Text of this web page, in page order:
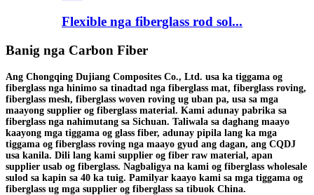
Flexible nga fiberglass rod sol...
Banig nga Carbon Fiber
Ang Chongqing Dujiang Composites Co., Ltd. usa ka tiggama og
fiberglass nga hinimo sa tinadtad nga fiberglass mat, fiberglass roving,
fiberglass mesh, fiberglass woven roving ug uban pa, usa sa mga
maayong supplier og fiberglass material. Kami adunay pabrika sa
fiberglass nga nahimutang sa Sichuan. Taliwala sa daghang maayo
kaayong mga tiggama og glass fiber, adunay pipila lang ka mga
tiggama og fiberglass roving nga maayo gyud ang dagan, ang CQDJ
usa kanila. Dili lang kami supplier og fiber raw material, apan
supplier usab og fiberglass. Nagbaligya na kami og fiberglass wholesale
sulod sa kapin sa 40 ka tuig. Pamilyar kaayo kami sa mga tiggama og
fiberglass ug mga supplier og fiberglass sa tibuok China.